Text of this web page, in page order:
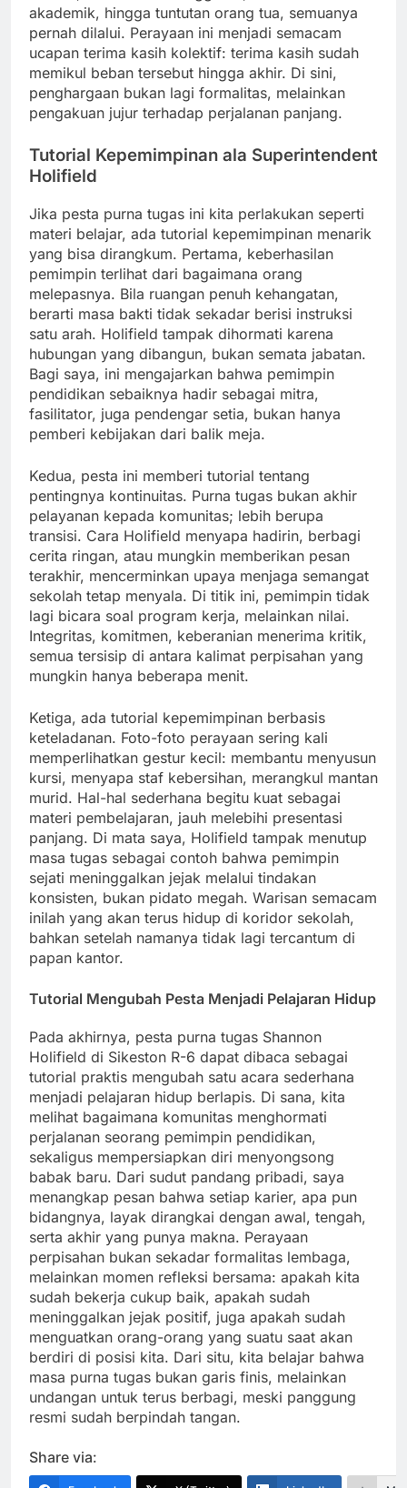
akademik, hingga tuntutan orang tua, semuanya
pernah dilalui. Perayaan ini menjadi semacam
ucapan terima kasih kolektif: terima kasih sudah
memikul beban tersebut hingga akhir. Di sini,
penghargaan bukan lagi formalitas, melainkan
pengakuan jujur terhadap perjalanan panjang.
Tutorial Kepemimpinan ala Superintendent
Holifield
Jika pesta purna tugas ini kita perlakukan seperti
materi belajar, ada tutorial kepemimpinan menarik
yang bisa dirangkum. Pertama, keberhasilan
pemimpin terlihat dari bagaimana orang
melepasnya. Bila ruangan penuh kehangatan,
berarti masa bakti tidak sekadar berisi instruksi
satu arah. Holifield tampak dihormati karena
hubungan yang dibangun, bukan semata jabatan.
Bagi saya, ini mengajarkan bahwa pemimpin
pendidikan sebaiknya hadir sebagai mitra,
fasilitator, juga pendengar setia, bukan hanya
pemberi kebijakan dari balik meja.
Kedua, pesta ini memberi tutorial tentang
pentingnya kontinuitas. Purna tugas bukan akhir
pelayanan kepada komunitas; lebih berupa
transisi. Cara Holifield menyapa hadirin, berbagi
cerita ringan, atau mungkin memberikan pesan
terakhir, mencerminkan upaya menjaga semangat
sekolah tetap menyala. Di titik ini, pemimpin tidak
lagi bicara soal program kerja, melainkan nilai.
Integritas, komitmen, keberanian menerima kritik,
semua tersisip di antara kalimat perpisahan yang
mungkin hanya beberapa menit.
Ketiga, ada tutorial kepemimpinan berbasis
keteladanan. Foto-foto perayaan sering kali
memperlihatkan gestur kecil: membantu menyusun
kursi, menyapa staf kebersihan, merangkul mantan
murid. Hal-hal sederhana begitu kuat sebagai
materi pembelajaran, jauh melebihi presentasi
panjang. Di mata saya, Holifield tampak menutup
masa tugas sebagai contoh bahwa pemimpin
sejati meninggalkan jejak melalui tindakan
konsisten, bukan pidato megah. Warisan semacam
inilah yang akan terus hidup di koridor sekolah,
bahkan setelah namanya tidak lagi tercantum di
papan kantor.
Tutorial Mengubah Pesta Menjadi Pelajaran Hidup
Pada akhirnya, pesta purna tugas Shannon
Holifield di Sikeston R-6 dapat dibaca sebagai
tutorial praktis mengubah satu acara sederhana
menjadi pelajaran hidup berlapis. Di sana, kita
melihat bagaimana komunitas menghormati
perjalanan seorang pemimpin pendidikan,
sekaligus mempersiapkan diri menyongsong
babak baru. Dari sudut pandang pribadi, saya
menangkap pesan bahwa setiap karier, apa pun
bidangnya, layak dirangkai dengan awal, tengah,
serta akhir yang punya makna. Perayaan
perpisahan bukan sekadar formalitas lembaga,
melainkan momen refleksi bersama: apakah kita
sudah bekerja cukup baik, apakah sudah
meninggalkan jejak positif, juga apakah sudah
menguatkan orang-orang yang suatu saat akan
berdiri di posisi kita. Dari situ, kita belajar bahwa
masa purna tugas bukan garis finis, melainkan
undangan untuk terus berbagi, meski panggung
resmi sudah berpindah tangan.
Share via: